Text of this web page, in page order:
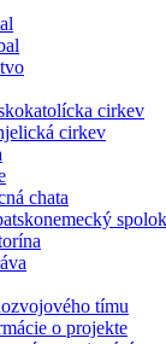
cirkev
cirkev
chata
spolok
tímu
o projekte